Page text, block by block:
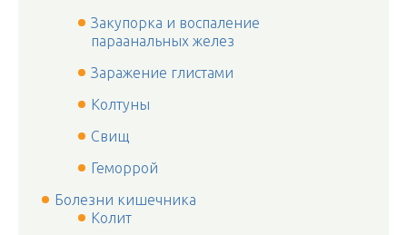
Закупорка и воспаление
параанальных желез
Заражение глистами
Колтуны
Свищ
Геморрой
Болезни кишечника
Колит